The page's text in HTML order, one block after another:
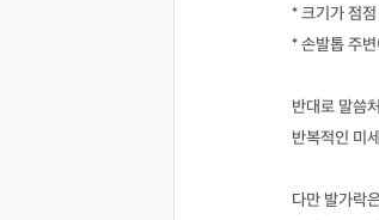
* 크기가 점
* 손발톱 주
반대로 말씀
반복적인 미
다만 발가락